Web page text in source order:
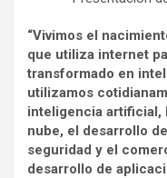
“Vivimos el
que utiliza internet
transformado en
utilizamos
inteligencia artificial,
nube, el desarrollo
seguridad y el
desarrollo de